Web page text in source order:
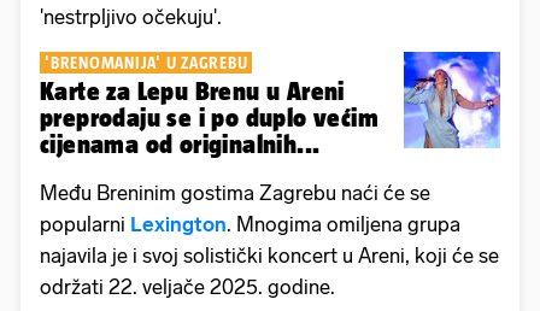
'nestrpljivo očekuju'.
'BRENOMANIJA' U ZAGREBU
Karte za Lepu Brenu u Areni
preprodaju se i po duplo većim
cijenama od originalnih...
Među Breninim gostima Zagrebu naći će se
popularni Lexington. Mnogima omiljena grupa
najavila je i svoj solistički koncert u Areni, koji će se
održati 22. veljače 2025. godine.